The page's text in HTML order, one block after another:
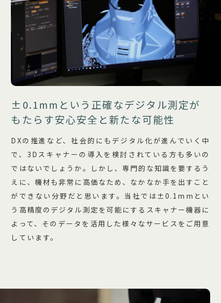
±0.1mmという正確なデジタル測定が
もたらす安心安全と新たな可能性
DXの推進など、社会的にもデジタル化が進んでいく中
で、3Dスキャナーの導入を検討されている方も多いの
ではないでしょうか。しかし、専門的な知識を要するう
えに、機材も非常に高価なため、なかなか手を出すこと
ができない分野だと思います。当社では±0.1mmとい
う高精度のデジタル測定を可能にするスキャナー機器に
よって、そのデータを活用した様々なサービスをご用意
しています。